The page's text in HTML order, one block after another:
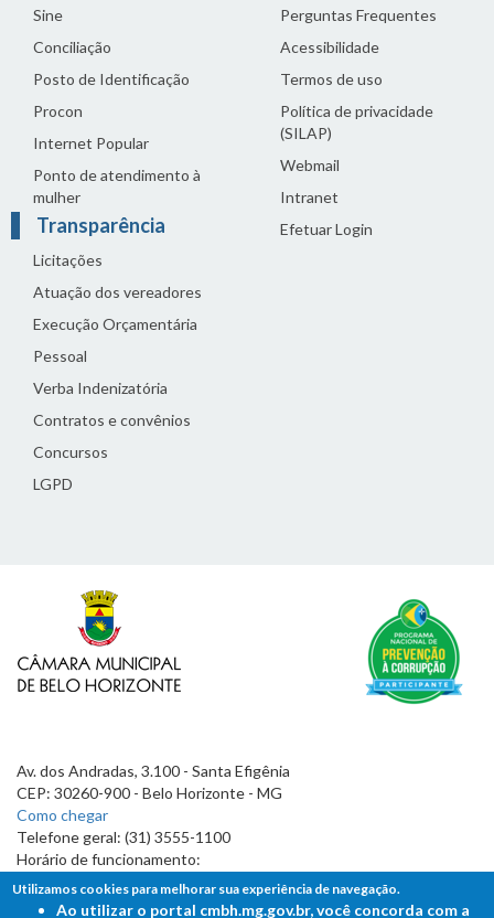
Sine
Conciliação
Posto de Identificação
Procon
Internet Popular
Ponto de atendimento à
mulher
Transparência
Licitações
Atuação dos vereadores
Execução Orçamentária
Pessoal
Verba Indenizatória
Contratos e convênios
Concursos
LGPD
Perguntas Frequentes
Acessibilidade
Termos de uso
Política de privacidade
(SILAP)
Webmail
Intranet
Efetuar Login
Av. dos Andradas, 3.100 - Santa Efigênia
CEP: 30260-900 - Belo Horizonte - MG
Como chegar
Telefone geral: (31) 3555-1100
Horário de funcionamento:
7h às 19h
Utilizamos cookies para melhorar sua experiência de navegação.
Ao utilizar o portal cmbh.mg.gov.br, você concorda com a